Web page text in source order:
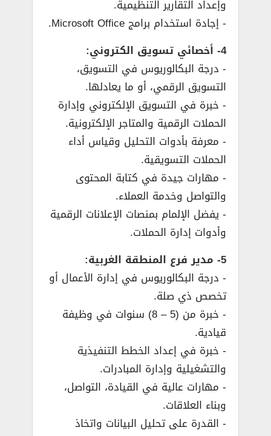
وإعداد التقارير التنظيمية.
­- إجادة استخدام برامج Microsoft Office.
4- أخصائي تسويق الكتروني:
­- درجة البكالوريوس في التسويق،
التسويق الرقمي، أو ما يعادلها.
­- خبرة في التسويق الإلكتروني وإدارة
الحملات الرقمية والمتاجر الإلكترونية.
­- معرفة بأدوات التحليل وقياس أداء
الحملات التسويقية.
­- مهارات جيدة في كتابة المحتوى
والتواصل وخدمة العملاء.
­- يفضل الإلمام بمنصات الإعلانات الرقمية
وأدوات إدارة الحملات.
5- مدير فرع المنطقة الغربية:
­- درجة البكالوريوس في إدارة الأعمال أو
تخصص ذي صلة.
­- خبرة من (5 – 8) سنوات في وظيفة
قيادية.
­- خبرة في إعداد الخطط التنفيذية
والتشغيلية وإدارة المبادرات.
­- مهارات عالية في القيادة، التواصل،
وبناء العلاقات.
­- القدرة على تحليل البيانات واتخاذ